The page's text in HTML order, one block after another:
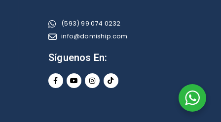
(593) 99 074 0232
info@domiship.com
Síguenos En: